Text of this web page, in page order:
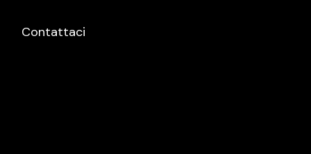
Contattaci